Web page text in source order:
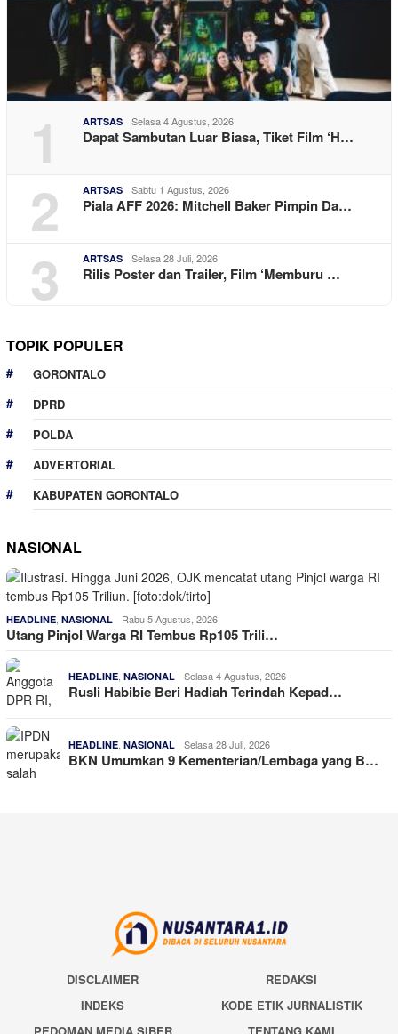
1 ARTSAS Selasa 4 Agustus, 2026
Dapat Sambutan Luar Biasa, Tiket Film ‘H…
2 ARTSAS Sabtu 1 Agustus, 2026
Piala AFF 2026: Mitchell Baker Pimpin Da…
3 ARTSAS Selasa 28 Juli, 2026
Rilis Poster dan Trailer, Film ‘Memburu …
TOPIK POPULER
GORONTALO
DPRD
POLDA
ADVERTORIAL
KABUPATEN GORONTALO
NASIONAL
HEADLINE NASIONAL Rabu 5 Agustus, 2026
Utang Pinjol Warga RI Tembus Rp105 Trili…
HEADLINE NASIONAL Selasa 4 Agustus, 2026
Rusli Habibie Beri Hadiah Terindah Kepad…
HEADLINE NASIONAL Selasa 28 Juli, 2026
BKN Umumkan 9 Kementerian/Lembaga yang B…
DISCLAIMER
REDAKSI
INDEKS
KODE ETIK JURNALISTIK